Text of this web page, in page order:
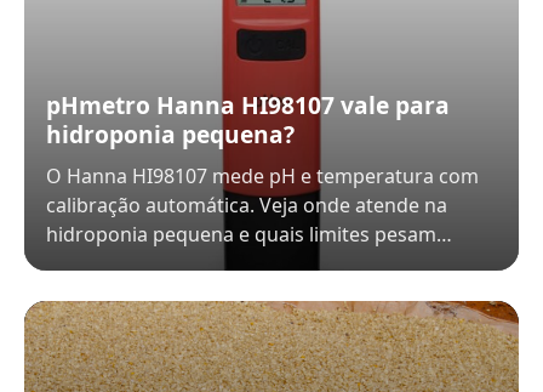
pHmetro Hanna HI98107 vale para
hidroponia pequena?
O Hanna HI98107 mede pH e temperatura com
calibração automática. Veja onde atende na
hidroponia pequena e quais limites pesam…